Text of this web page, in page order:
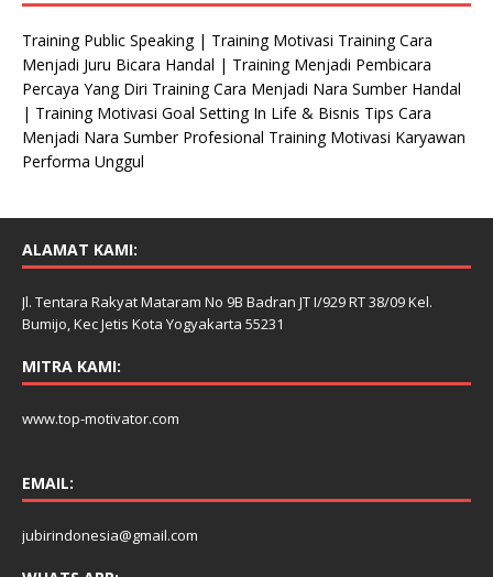
Training Public Speaking | Training Motivasi Training Cara
Menjadi Juru Bicara Handal | Training Menjadi Pembicara
Percaya Yang Diri Training Cara Menjadi Nara Sumber Handal
| Training Motivasi Goal Setting In Life & Bisnis Tips Cara
Menjadi Nara Sumber Profesional Training Motivasi Karyawan
Performa Unggul
ALAMAT KAMI:
Jl. Tentara Rakyat Mataram No 9B Badran JT I/929 RT 38/09 Kel.
Bumijo, Kec Jetis Kota Yogyakarta 55231
MITRA KAMI:
www.top-motivator.com
EMAIL:
jubirindonesia@gmail.com